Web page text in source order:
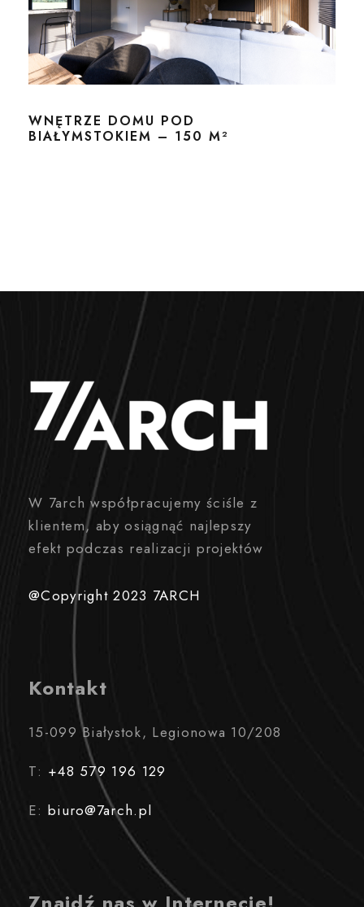
WNĘTRZE DOMU POD
BIAŁYMSTOKIEM – 150 M²
W 7arch współpracujemy ściśle z
klientem, aby osiągnąć najlepszy
efekt podczas realizacji projektów
@Copyright 2023 7ARCH
Kontakt
15-099 Białystok, Legionowa 10/208
T: +48 579 196 129
E: biuro@7arch.pl